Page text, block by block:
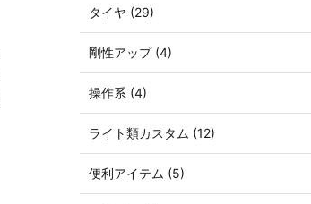
タイヤ (29)
剛性アップ (4)
操作系 (4)
ライト類カスタム (12)
便利アイテム (5)